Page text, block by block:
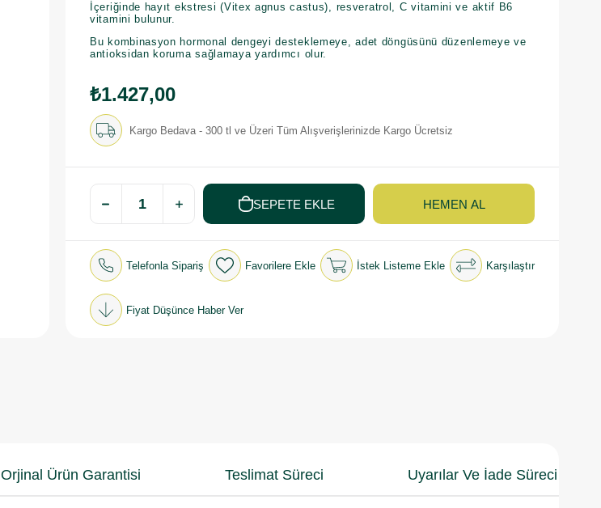
İçeriğinde hayıt ekstresi (Vitex agnus castus), resveratrol, C vitamini ve aktif B6
vitamini bulunur.
Bu kombinasyon hormonal dengeyi desteklemeye, adet döngüsünü düzenlemeye ve
antioksidan koruma sağlamaya yardımcı olur.
₺1.427,00
Kargo Bedava - 300 tl ve Üzeri Tüm Alışverişlerinizde Kargo Ücretsiz
Telefonla Sipariş Favorilere Ekle İstek Listeme Ekle Karşılaştır
Fiyat Düşünce Haber Ver
Orjinal Ürün Garantisi Teslimat Süreci Uyarılar Ve İade Süreci